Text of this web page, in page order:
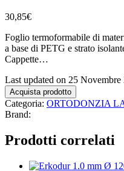
30,85€
Foglio termoformabile di
a base di PETG e strato
Cappette…
Last updated on 25 Novembre
Acquista prodotto
Categoria: ORTODONZIA
Brand:
Prodotti correlati